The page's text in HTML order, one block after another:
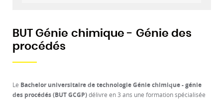
BUT Génie chimique - Génie des
procédés
Le Bachelor universitaire de technologie Génie chimique - génie
des procédés (BUT GCGP)délivre en 3 ans une formation spécialisée